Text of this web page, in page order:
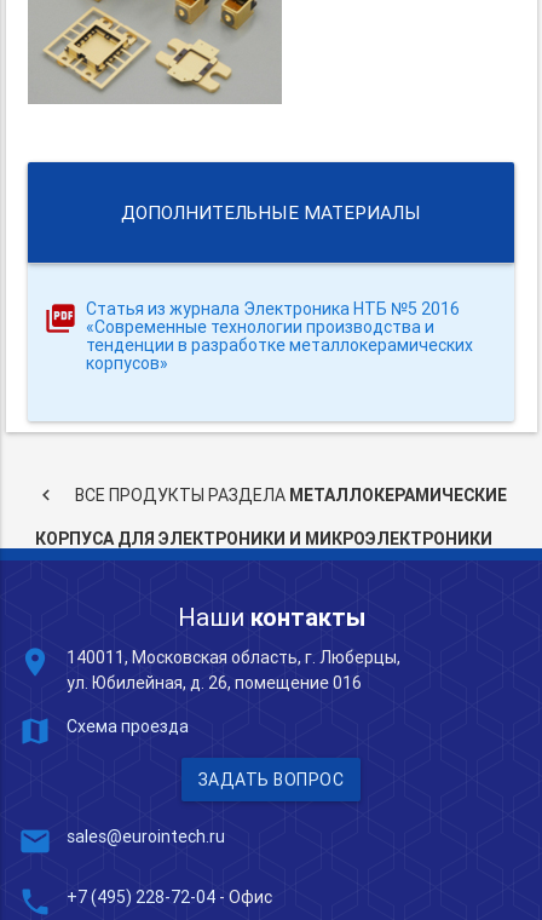
ДОПОЛНИТЕЛЬНЫЕ МАТЕРИАЛЫ
Статья из журнала Электроника НТБ №5 2016
«Современные технологии производства и
тенденции в разработке металлокерамических
корпусов»
keyboard_arrow_left ВСЕ ПРОДУКТЫ РАЗДЕЛА МЕТАЛЛОКЕРАМИЧЕСКИЕ
КОРПУСА ДЛЯ ЭЛЕКТРОНИКИ И МИКРОЭЛЕКТРОНИКИ
Наши контакты
place
140011, Московская область, г. Люберцы,
ул. Юбилейная, д. 26, помещение 016
map Схема проезда
ЗАДАТЬ ВОПРОС
mail sales@eurointech.ru
phone +7 (495) 228-72-04 - Офис